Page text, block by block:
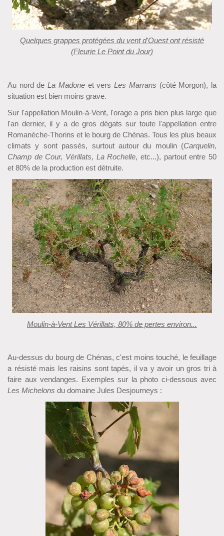
Quelques grappes protégées du vent d'Ouest ont résisté
(Fleurie Le Point du Jour)
Au nord deLa Madoneet versLes Marrans (côté Morgon), la
situation est bien moins grave.
Sur l'appellation Moulin-à-Vent, l'orage a pris bien plus large que
l'an dernier, il y a de gros dégats sur toute l'appellation entre
Romanèche-Thorins et le bourg de Chénas. Tous les plus beaux
climats y sont passés, surtout autour du moulin (Carquelin,
Champ de Cour, Vérillats, La Rochelle, etc...), partout entre 50
et 80% de la production est détruite.
Moulin-à-Vent Les Vérillats, 80% de pertes environ...
Au-dessus du bourg de Chénas, c'est moins touché, le feuillage
a résisté mais les raisins sont tapés, il va y avoir un gros tri à
faire aux vendanges. Exemples sur la photo ci-dessous avec
Les Michelons du domaine Jules Desjourneys :